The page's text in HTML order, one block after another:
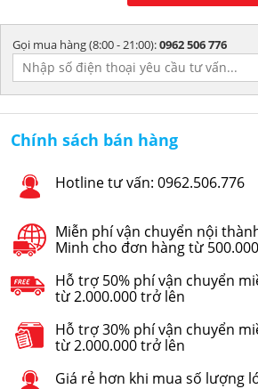
Gọi mua hàng (8:00 - 21:00):0962 506 776
Chính sách bán hàng
Hotline tư vấn: 0962.506.776
Miễn phí vận chuyển nội
Minh cho đơn hàng từ
Hỗ trợ 50% phí vận chuyển
từ 2.000.000 trở lên
Hỗ trợ 30% phí vận chuyển
từ 2.000.000 trở lên
Giá rẻ hơn khi mua số lượng